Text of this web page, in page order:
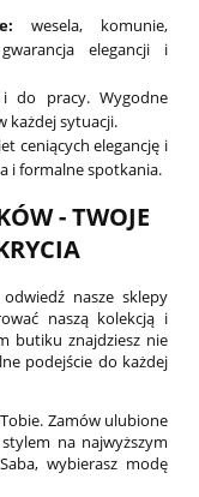
wesela, komunie,
elegancji i
do pracy. Wygodne
każdej sytuacji.
ceniących elegancję i
i formalne spotkania.
- TWOJE
nasze sklepy
naszą kolekcją i
butiku znajdziesz nie
podejście do każdej
Zamów ulubione
na najwyższym
wybierasz modę